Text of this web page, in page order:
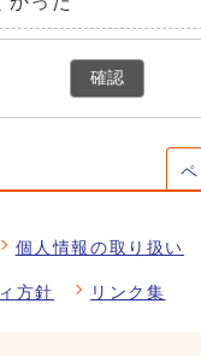
確認
個人情報の取り扱い
方針 リンク集